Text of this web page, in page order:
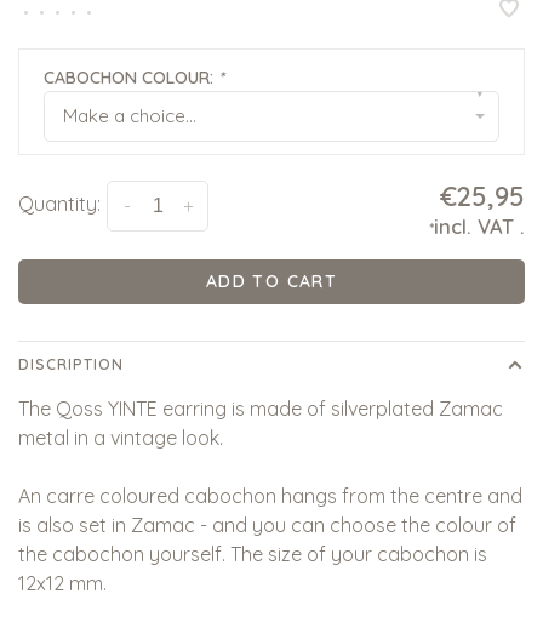
• • • • •
CABOCHON COLOUR: *
Make a choice...
▾
Quantity: +
- €25,95
*incl. VAT .
ADD TO CART
DISCRIPTION
The Qoss YINTE earring is made of silverplated Zamac
metal in a vintage look.
An carre coloured cabochon hangs from the centre and
is also set in Zamac - and you can choose the colour of
the cabochon yourself. The size of your cabochon is
12x12 mm.